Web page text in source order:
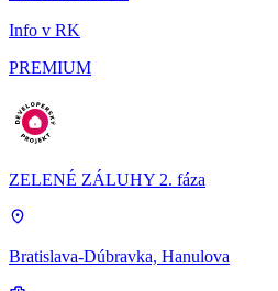
Info v RK
PREMIUM
ZELENÉ ZÁLUHY 2. fáza
Bratislava-Dúbravka, Hanulova